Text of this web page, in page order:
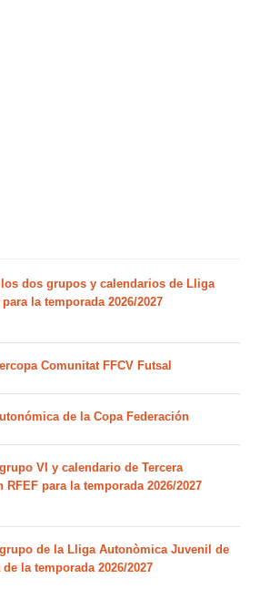
dos grupos y calendarios de Lliga
la temporada 2026/2027
Comunitat FFCV Futsal
de la Copa Federación
VI y calendario de Tercera
RFEF para la temporada 2026/2027
de la Lliga Autonòmica Juvenil de
la temporada 2026/2027